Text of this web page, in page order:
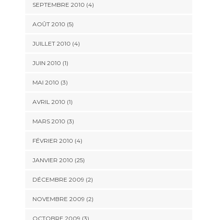
SEPTEMBRE 2010 (4)
AOÛT 2010 (5)
JUILLET 2010 (4)
JUIN 2010 (1)
MAI 2010 (3)
AVRIL 2010 (1)
MARS 2010 (3)
FÉVRIER 2010 (4)
JANVIER 2010 (25)
DÉCEMBRE 2009 (2)
NOVEMBRE 2009 (2)
OCTOBRE 2009 (3)